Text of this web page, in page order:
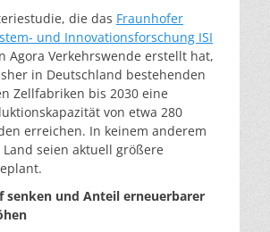
die das Fraunhofer
und Innovationsforschung ISI
Agora Verkehrswende erstellt hat,
in Deutschland bestehenden
Zellfabriken bis 2030 eine
von etwa 280
erreichen. In keinem anderem
seien aktuell größere
senken und Anteil erneuerbarer